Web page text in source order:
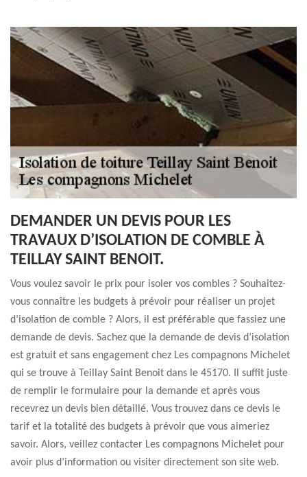
DEMANDER UN DEVIS POUR LES
TRAVAUX D’ISOLATION DE COMBLE À
TEILLAY SAINT BENOIT.
Vous voulez savoir le prix pour isoler vos combles ? Souhaitez-
vous connaître les budgets à prévoir pour réaliser un projet
d’isolation de comble ? Alors, il est préférable que fassiez une
demande de devis. Sachez que la demande de devis d’isolation
est gratuit et sans engagement chez Les compagnons Michelet
qui se trouve à Teillay Saint Benoit dans le 45170. Il suffit juste
de remplir le formulaire pour la demande et après vous
recevrez un devis bien détaillé. Vous trouvez dans ce devis le
tarif et la totalité des budgets à prévoir que vous aimeriez
savoir. Alors, veillez contacter Les compagnons Michelet pour
avoir plus d’information ou visiter directement son site web.